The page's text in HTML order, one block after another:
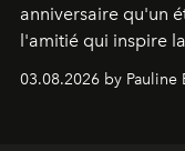
anniversaire qu'un
l'amitié qui inspire
03.08.2026 by Pauline